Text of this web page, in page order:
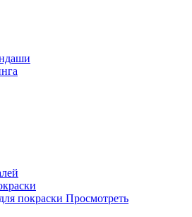
покраски Просмотреть